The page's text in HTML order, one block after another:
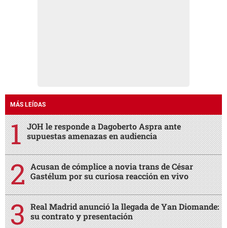
MÁS LEÍDAS
JOH le responde a Dagoberto Aspra ante
supuestas amenazas en audiencia
Acusan de cómplice a novia trans de César
Gastélum por su curiosa reacción en vivo
Real Madrid anunció la llegada de Yan Diomande:
su contrato y presentación